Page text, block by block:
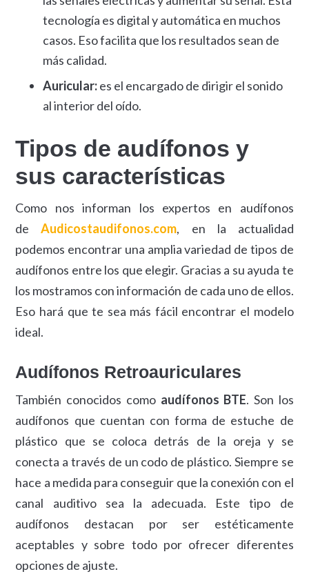
tecnología es digital y automática en muchos
casos. Eso facilita que los resultados sean de
más calidad.
Auricular:es el encargado de dirigir el sonido
al interior del oído.
Tipos de audífonos y
sus características
Como nos informan los expertos en audífonos
deAudicostaudifonos.com, en la actualidad
podemos encontrar una amplia variedad de tipos de
audífonos entre los que elegir. Gracias a su ayuda te
los mostramos con información de cada uno de ellos.
Eso hará que te sea más fácil encontrar el modelo
ideal.
Audífonos Retroauriculares
También conocidos como audífonos BTE. Son los
audífonos que cuentan con forma de estuche de
plástico que se coloca detrás de la oreja y se
conecta a través de un codo de plástico. Siempre se
hace a medida para conseguir que la conexión con el
canal auditivo sea la adecuada. Este tipo de
audífonos destacan por ser estéticamente
aceptables y sobre todo por ofrecer diferentes
opciones de ajuste.